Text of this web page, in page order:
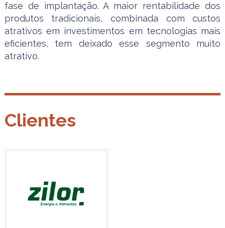
fase de implantação. A maior rentabilidade dos
produtos tradicionais, combinada com custos
atrativos em investimentos em tecnologias mais
eficientes, tem deixado esse segmento muito
atrativo.
Clientes